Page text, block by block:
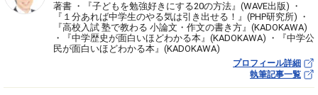
著書 ・『子どもを勉強好きにする20の方法』(WAVE出版) ・
『１分あれば中学生のやる気は引き出せる！』(PHP研究所) ・
『高校入試 塾で教わる 小論文・作文の書き方』(KADOKAWA)
・『中学歴史が面白いほどわかる本』(KADOKAWA) ・『中学公
民が面白いほどわかる本』(KADOKAWA)
プロフィール詳細
執筆記事一覧